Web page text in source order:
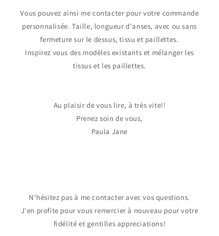
Vous pouvez ainsi me contacter pour votre commande
personnalisée. Taille, longueur d'anses, avec ou sans
fermeture sur le dessus, tissu et paillettes.
Inspirez vous des modèles existants et mélanger les
tissus et les paillettes.
Au plaisir de vous lire, à très vite!!
Prenez soin de vous,
Paula Jane
N'hésitez pas à me contacter avec vos questions.
J'en profite pour vous remercier à nouveau pour votre
fidélité et gentilles appreciations!